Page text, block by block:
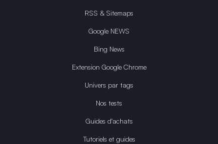
RSS & Sitemaps
Google NEWS
Bing News
Extension Google Chrome
Univers par tags
Nos tests
Guides d'achats
Tutoriels et guides